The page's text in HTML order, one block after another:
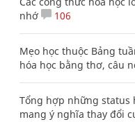
nhớ
106
Mẹo học thuộc Bảng
hóa học bằng thơ, câu
Tổng hợp những status
mang ý nghĩa thay đổi